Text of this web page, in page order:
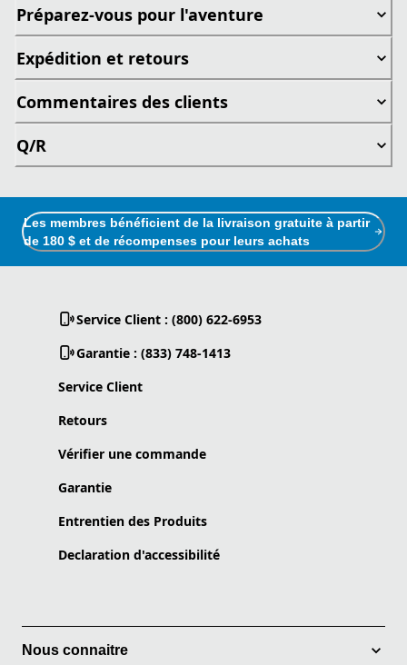
Préparez-vous pour l'aventure
Expédition et retours
Commentaires des clients
Q/R
Les membres bénéficient de la livraison gratuite à partir
de 180 $ et de récompenses pour leurs achats
Service Client : (800) 622-6953
Garantie : (833) 748-1413
Service Client
Retours
Vérifier une commande
Garantie
Entrentien des Produits
Declaration d'accessibilité
Nous connaitre